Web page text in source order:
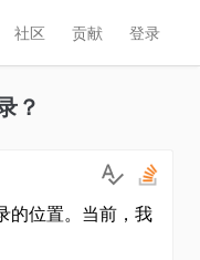
登录
贡献
社区
？
的位置。当前，我